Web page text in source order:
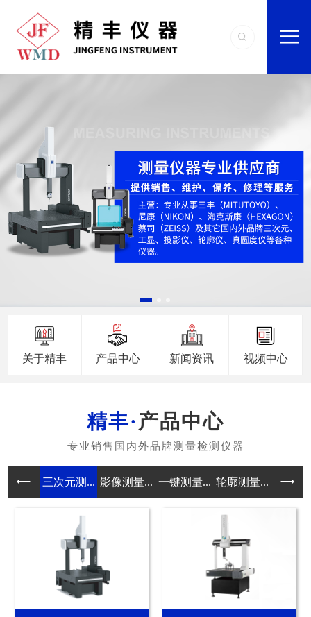
关于精丰 产品中心 新闻资讯 视频中心
产品中心
三次元测... 影像测量... 一键测量... 轮廓测量... 真圆